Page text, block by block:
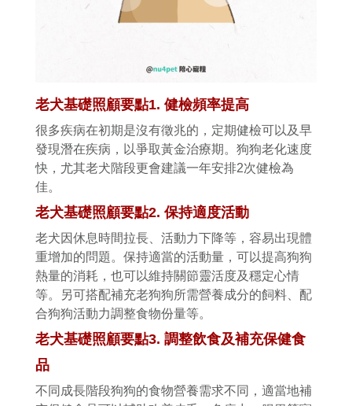
老犬基礎照顧要點1. 健檢頻率提高
很多疾病在初期是沒有徵兆的，定期健檢可以及早
發現潛在疾病，以爭取黃金治療期。狗狗老化速度
快，尤其老犬階段更會建議一年安排2次健檢為
佳。
老犬基礎照顧要點2. 保持適度活動
老犬因休息時間拉長、活動力下降等，容易出現體
重增加的問題。保持適當的活動量，可以提高狗狗
熱量的消耗，也可以維持關節靈活度及穩定心情
等。另可搭配補充老狗狗所需營養成分的飼料、配
合狗狗活動力調整食物份量等。
老犬基礎照顧要點3. 調整飲食及補充保健食
品
不同成長階段狗狗的食物營養需求不同，適當地補